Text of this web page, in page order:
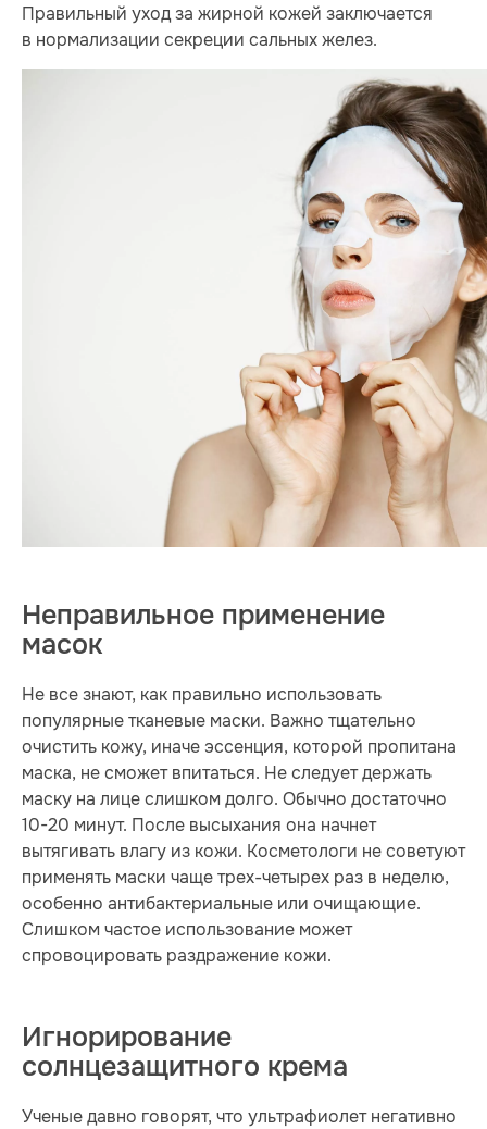
Правильный уход за жирной кожей заключается
в нормализации секреции сальных желез.
Неправильное применение
масок
Не все знают, как правильно использовать
популярные тканевые маски. Важно тщательно
очистить кожу, иначе эссенция, которой пропитана
маска, не сможет впитаться. Не следует держать
маску на лице слишком долго. Обычно достаточно
10-20 минут. После высыхания она начнет
вытягивать влагу из кожи. Косметологи не советуют
применять маски чаще трех-четырех раз в неделю,
особенно антибактериальные или очищающие.
Слишком частое использование может
спровоцировать раздражение кожи.
Игнорирование
солнцезащитного крема
Ученые давно говорят, что ультрафиолет негативно